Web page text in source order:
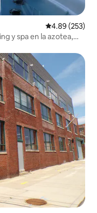
Calificación
4.89 (253)
y spa en la azotea,